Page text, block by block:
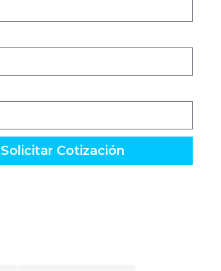
Solicitar Cotización